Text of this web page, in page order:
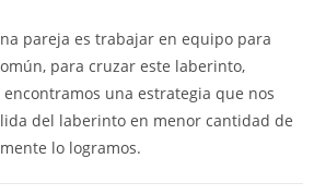
pareja es trabajar en equipo para
para cruzar este laberinto,
una estrategia que nos
del laberinto en menor cantidad de
lo logramos.